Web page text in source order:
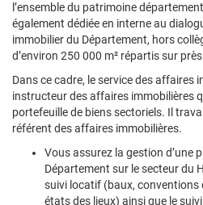
l’ensemble du patrimoine
également dédiée en interne au
immobilier du Département, hors
d’environ 250 000 m² répartis sur
Dans ce cadre, le service des affaires
instructeur des affaires immobilières
portefeuille de biens sectoriels. Il
référent des affaires immobilières.
Vous assurez la gestion d’une
Département sur le secteur du
suivi locatif (baux, conventions
états des lieux) ainsi que le